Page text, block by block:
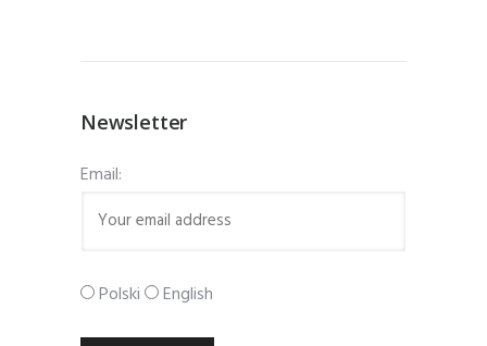
Newsletter
Email:
Polski English